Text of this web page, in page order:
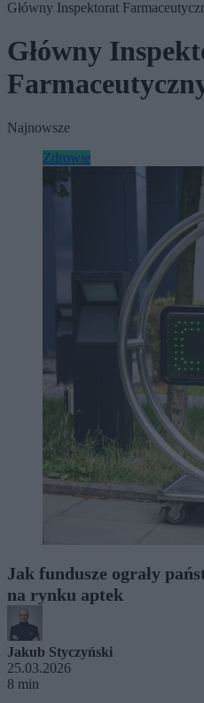
Główny Inspektorat
Główny
Najnowsze
Zdrowie
Jak fundusze ograły
na rynku aptek
Jakub Styczyński
25.03.2026
8 min